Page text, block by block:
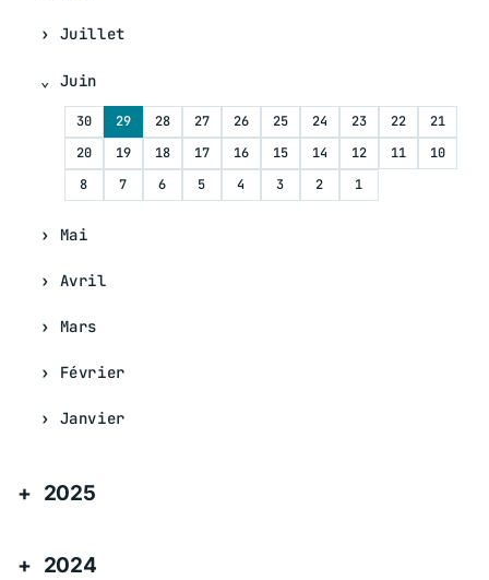
Juillet
Juin
30 29 28 27 26 25 24 23 22
21
20
19 18 17 16 15 14 12 11
10
8
7 6 5 4 3 2 1
Mai
Avril
Mars
Février
Janvier
2025
2024